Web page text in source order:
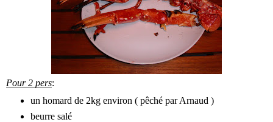
Pour 2 pers:
un homard de 2kg environ ( pêché par Arnaud )
beurre salé